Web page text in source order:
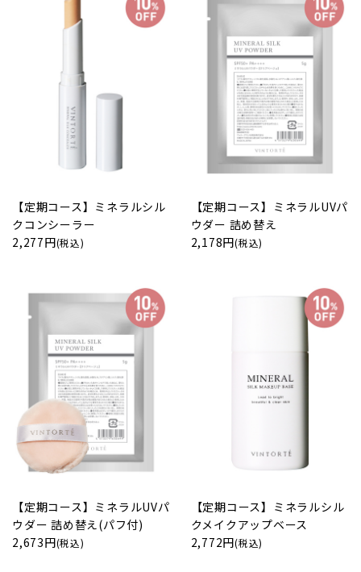
【定期コース】ミネラルシル
クコンシーラー
2,277円(税込)
【定期コース】ミネラルUVパ
ウダー 詰め替え
2,178円(税込)
【定期コース】ミネラルUVパ
ウダー 詰め替え(パフ付)
2,673円(税込)
【定期コース】ミネラルシル
クメイクアップベース
2,772円(税込)